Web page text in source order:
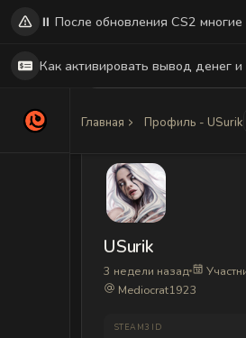
Главная Профиль - USurik
USurik
3 недели назад
Mediocrat1923
STEAM3 ID
⏸️ После обновления CS2
Как активировать вывод денег